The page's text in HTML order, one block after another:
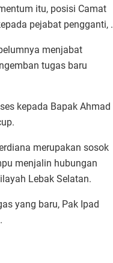
itu, posisi Camat
pejabat pengganti, .
menjabat
tugas baru
kepada Bapak Ahmad
merupakan sosok
menjalin hubungan
Lebak Selatan.
yang baru, Pak Ipad